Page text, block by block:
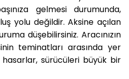
gelmesi durumunda,
yolu değildir. Aksine açılan
düşebilirsiniz. Aracınızın
teminatları arasında yer
sürücüleri büyük bir